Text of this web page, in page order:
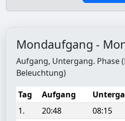
Mondaufgang -
Aufgang, Untergang. Phase
Beleuchtung)
Tag
Aufgang
1.
20:48 08:15